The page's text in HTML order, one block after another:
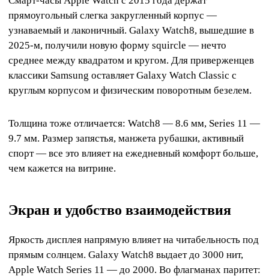
прямоугольный слегка закругленный корпус —
узнаваемый и лаконичный. Galaxy Watch8, вышедшие в
2025-м, получили новую форму squircle — нечто
среднее между квадратом и кругом. Для приверженцев
классики Samsung оставляет Galaxy Watch Classic с
круглым корпусом и физическим поворотным безелем.
Толщина тоже отличается: Watch8 — 8.6 мм, Series 11 —
9.7 мм. Размер запястья, манжета рубашки, активный
спорт — все это влияет на ежедневный комфорт больше,
чем кажется на витрине.
Экран и удобство взаимодействия
Яркость дисплея напрямую влияет на читабельность под
прямым солнцем. Galaxy Watch8 выдает до 3000 нит,
Apple Watch Series 11 — до 2000. Во флагманах паритет: